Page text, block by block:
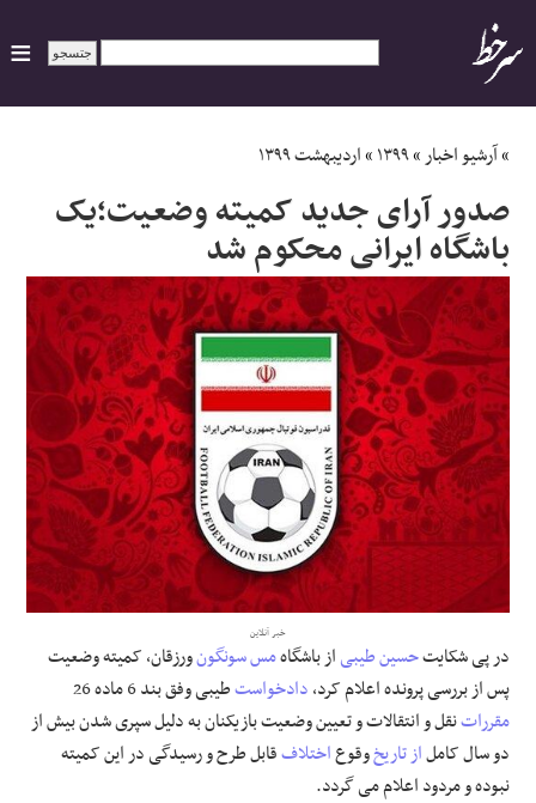
ایران
سیاسی
اقتصاد
ورزشی
جهان
اجتماعی
حوادث
علوم و فن آوری
فرهنگی و هنری
مقالات
»آرشیو اخبار»۱۳۹۹»اردیبهشت ۱۳۹۹
صدور آرای جدید کمیته وضعیت؛یک
باشگاه ایرانی محکوم شد
خبر آنلاین
در پی شکایتحسین طیبیاز باشگاهمس سونگونورزقان، کمیته وضعیت
پس از بررسی پرونده اعلام کرد،دادخواستطیبی وفق بند 6 ماده 26
مقرراتنقل و انتقالات و تعیین وضعیت بازیکنان به دلیل سپری شدن بیش از
دو سال کاملاز تاریخوقوعاختلافقابل طرح و رسیدگی در این کمیته
نبوده و مردود اعلام می گردد.